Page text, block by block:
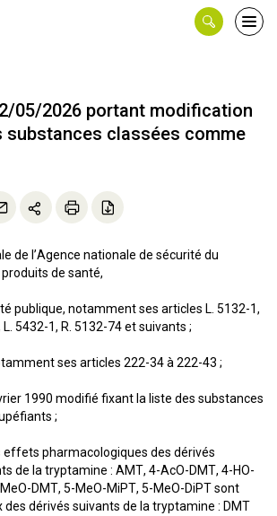
05/2026 portant modification
substances classées comme
de l’Agence nationale de sécurité du
de santé,
publique, notamment ses articles L. 5132-1,
L. 5432-1, R. 5132-74 et suivants ;
ses articles 222-34 à 222-43 ;
1990 modifié fixant la liste des substances
;
effets pharmacologiques des dérivés
de la tryptamine : AMT, 4-AcO-DMT, 4-HO-
DMT, 5-MeO-MiPT, 5-MeO-DiPT sont
des dérivés suivants de la tryptamine : DMT